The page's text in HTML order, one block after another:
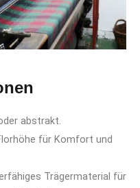
abstrakt.
für Komfort und
Trägermaterial für